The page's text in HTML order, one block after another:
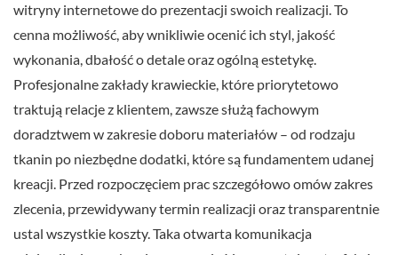
witryny internetowe do prezentacji swoich realizacji. To
cenna możliwość, aby wnikliwie ocenić ich styl, jakość
wykonania, dbałość o detale oraz ogólną estetykę.
Profesjonalne zakłady krawieckie, które priorytetowo
traktują relacje z klientem, zawsze służą fachowym
doradztwem w zakresie doboru materiałów – od rodzaju
tkanin po niezbędne dodatki, które są fundamentem udanej
kreacji. Przed rozpoczęciem prac szczegółowo omów zakres
zlecenia, przewidywany termin realizacji oraz transparentnie
ustal wszystkie koszty. Taka otwarta komunikacja